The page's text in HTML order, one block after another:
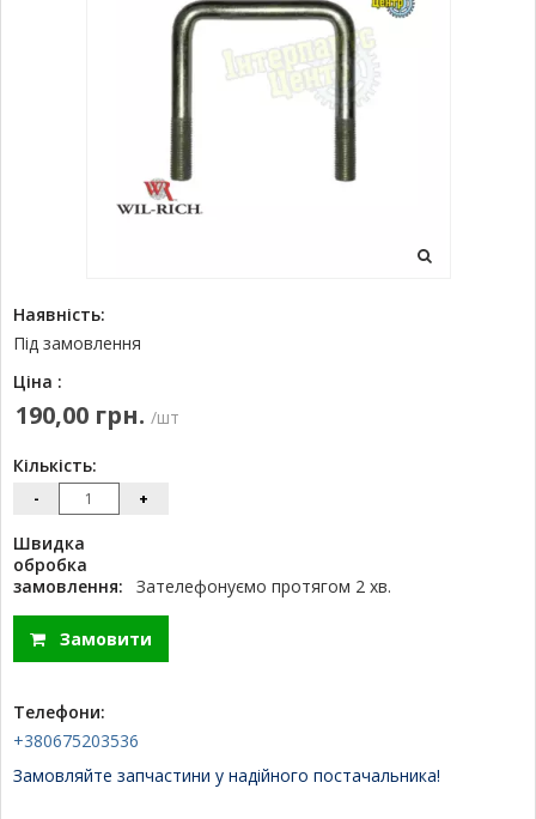
Наявність:
Під замовлення
Ціна :
190,00 грн. /шт
Кількість:
- +
Швидка
обробка
замовлення:
Зателефонуємо протягом 2 хв.
Замовити
Телефони:
+380675203536
Замовляйте запчастини у надійного постачальника!